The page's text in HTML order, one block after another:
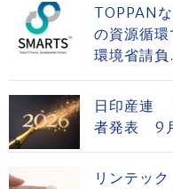
TOPPAN
の資源循
環境省請負
日印産連
者発表 9
リンテッ